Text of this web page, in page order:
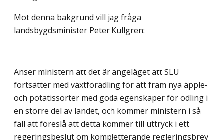
Mot denna bakgrund vill jag fråga
landsbygdsminister Peter Kullgren:
Anser ministern att det är angeläget att SLU
fortsätter med växtförädling för att fram nya äpple-
och potatissorter med goda egenskaper för odling i
en större del av landet, och kommer ministern i så
fall att föreslå att detta kommer till uttryck i ett
regeringsbeslut om kompletterande regleringsbrev